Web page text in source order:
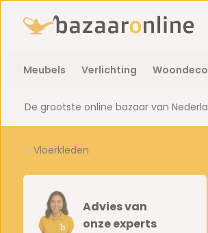
Meubels Verlichting
De grootste online bazaar van
Vloerkleden
Advies van
onze experts